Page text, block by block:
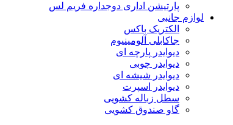
پارتیشن اداری دوجداره فریم لس
لوازم جانبی
الکتریک باکس
جاکابلی آلومینیوم
دیوایدر پارچه ای
دیوایدر چوبی
دیوایدر شیشه ای
دیوایدر اسپرت
سطل زباله کشویی
گاو صندوق کشویی